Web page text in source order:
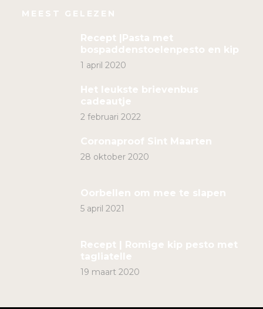
MEEST GELEZEN
Recept |Pasta met
bospaddenstoelenpesto en kip
1 april 2020
Het leukste brievenbus
cadeautje
2 februari 2022
Coronaproof Sint Maarten
28 oktober 2020
Oorbellen om mee te slapen
5 april 2021
Recept | Romige kip pesto met
tagliatelle
19 maart 2020